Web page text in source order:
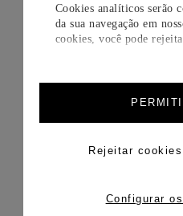
Cookies analíticos serão
da sua navegação em
cookies, você pode
Rejeitar
Configurar